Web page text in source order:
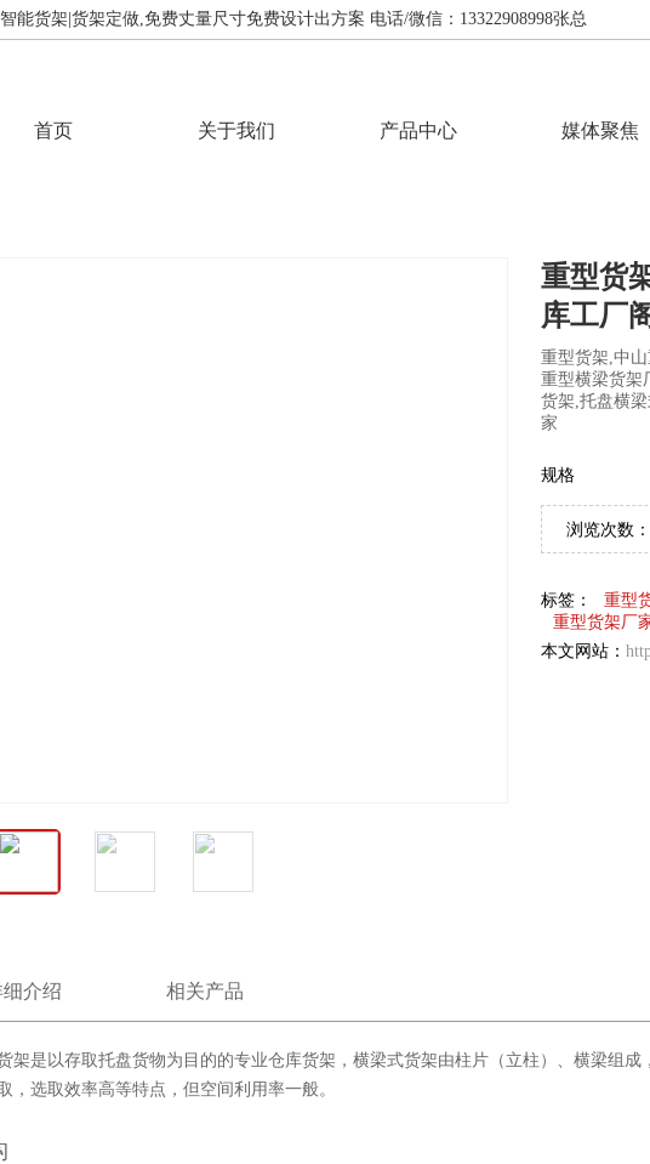
能货架|货架定做,免费丈量尺寸免费设计出方案 电话/微信：13322908998张总
首页 关于我们 产品中心 媒体聚焦
重型货
库工厂
重型货架,中
重型横梁货架
货架,托盘横
家
规格
浏览次数：
标签： 重型
重型货架厂
本文网站：
介绍 相关产品
架是以存取托盘货物为目的的专业仓库货架，横梁式货架由柱片（立柱）、横梁组
，选取效率高等特点，但空间利用率一般。